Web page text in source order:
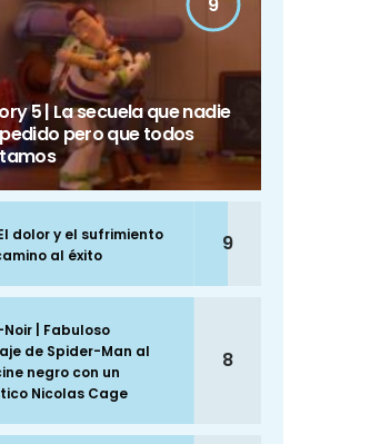
9
5 | La secuela que nadie
pero que todos
dolor y el sufrimiento
al éxito
9
| Fabuloso
de Spider-Man al
negro con un
Nicolas Cage
8